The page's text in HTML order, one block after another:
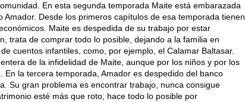
En esta segunda temporada Maite está embarazada
Desde los primeros capítulos de esa temporada tienen
Maite es despedida de su trabajo por estar
trata de comprar todo lo posible, dejando a la familia en
cuentos infantiles, como, por ejemplo, el Calamar Baltasar.
de la infidelidad de Maite, aunque por los niños y por los
En la tercera temporada, Amador es despedido del banco
Su gran problema es encontrar trabajo, nunca consigue
esté más que roto, hace todo lo posible por